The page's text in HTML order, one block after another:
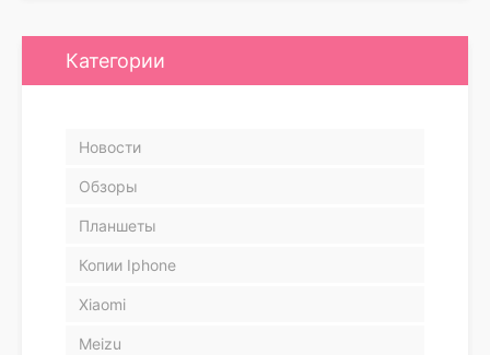
Категории
Новости
Обзоры
Планшеты
Копии Iphone
Xiaomi
Meizu